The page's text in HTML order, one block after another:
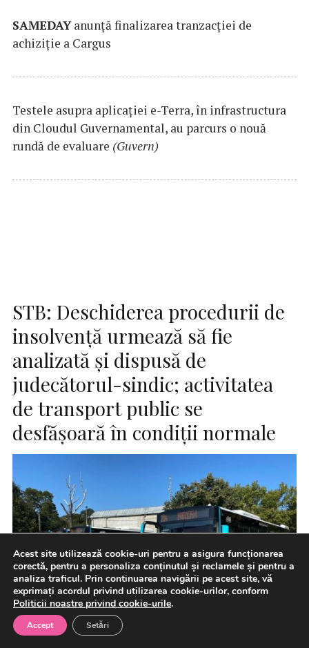
SAMEDAYanunță finalizarea tranzacției de
achiziție a Cargus
Testele asupra aplicaţiei e-Terra, în infrastructura
din Cloudul Guvernamental, au parcurs o nouă
rundă de evaluare (Guvern)
STB: Deschiderea procedurii de
insolvenţă urmează să fie
analizată şi dispusă de
judecătorul-sindic; activitatea
de transport public se
desfăşoară în condiţii normale
Acest site utilizează cookie-uri pentru a asigura funcționarea
corectă, pentru a personaliza conținutul și reclamele și pentru a
analiza traficul. Prin continuarea navigării pe acest site, vă
exprimați acordul privind utilizarea cookie-urilor, conform
Politicii noastre privind cookie-urile.
Accept Setări